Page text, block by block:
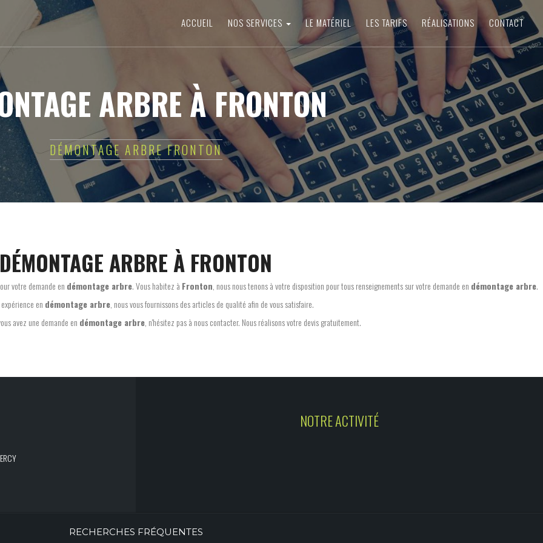
ACCUEIL NOS SERVICES LE MATÉRIEL LES TARIFS RÉALISATIONS CONTACT
ARBRE À FRONTON
DÉMONTAGE ARBRE FRONTON
DÉMONTAGE ARBRE À FRONTON
votre demande en démontage arbre. Vous habitez à Fronton , nous nous tenons à votre disposition pour tous renseignements sur votre demande en démontage arbre.
en démontage arbre, nous vous fournissons des articles de qualité afin de vous satisfaire.
avez une demande en démontage arbre, n'hésitez pas à nous contacter. Nous réalisons votre devis gratuitement.
NOTRE ACTIVITÉ
RECHERCHES FRÉQUENTES